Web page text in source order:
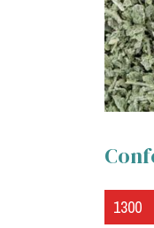
1300